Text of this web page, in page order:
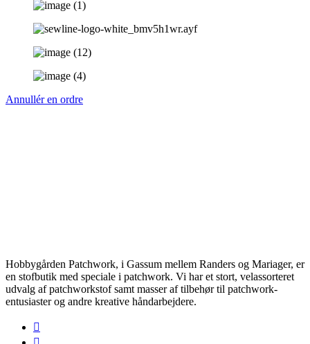
Annullér en ordre
Hobbygården Patchwork, i Gassum mellem Randers og Mariager, er
en stofbutik med speciale i patchwork. Vi har et stort, velassorteret
udvalg af patchworkstof samt masser af tilbehør til patchwork-
entusiaster og andre kreative håndarbejdere.